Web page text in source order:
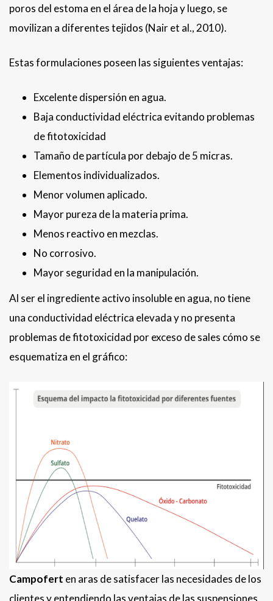
poros del estoma en el área de la hoja y luego, se
movilizan a diferentes tejidos (Nair et al., 2010).
Estas formulaciones poseen las siguientes ventajas:
Excelente dispersión en agua.
Baja conductividad eléctrica evitando problemas
de fitotoxicidad
Tamaño de partícula por debajo de 5 micras.
Elementos individualizados.
Menor volumen aplicado.
Mayor pureza de la materia prima.
Menos reactivo en mezclas.
No corrosivo.
Mayor seguridad en la manipulación.
Al ser el ingrediente activo insoluble en agua, no tiene
una conductividad eléctrica elevada y no presenta
problemas de fitotoxicidad por exceso de sales cómo se
esquematiza en el gráfico:
Campofert en aras de satisfacer las necesidades de los
clientes y entendiendo las ventajas de las suspensiones